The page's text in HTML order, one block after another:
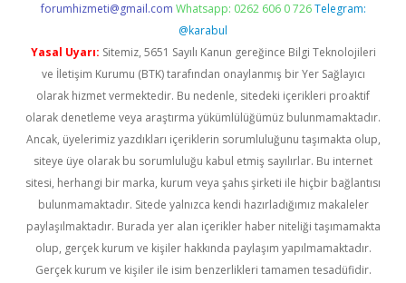
forumhizmeti@gmail.com Whatsapp: 0262 606 0 726 Telegram:
@karabul
Yasal Uyarı: Sitemiz, 5651 Sayılı Kanun gereğince Bilgi Teknolojileri
ve İletişim Kurumu (BTK) tarafından onaylanmış bir Yer Sağlayıcı
olarak hizmet vermektedir. Bu nedenle, sitedeki içerikleri proaktif
olarak denetleme veya araştırma yükümlülüğümüz bulunmamaktadır.
Ancak, üyelerimiz yazdıkları içeriklerin sorumluluğunu taşımakta olup,
siteye üye olarak bu sorumluluğu kabul etmiş sayılırlar. Bu internet
sitesi, herhangi bir marka, kurum veya şahıs şirketi ile hiçbir bağlantısı
bulunmamaktadır. Sitede yalnızca kendi hazırladığımız makaleler
paylaşılmaktadır. Burada yer alan içerikler haber niteliği taşımamakta
olup, gerçek kurum ve kişiler hakkında paylaşım yapılmamaktadır.
Gerçek kurum ve kişiler ile isim benzerlikleri tamamen tesadüfidir.